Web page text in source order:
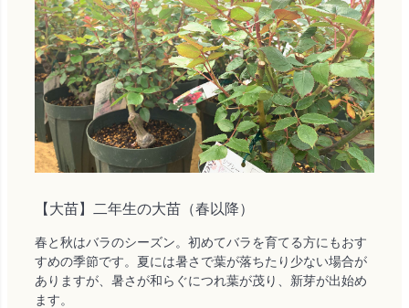
【大苗】二年生の大苗（春以降）
春と秋はバラのシーズン。初めてバラを育てる方にもおす
すめの季節です。夏には暑さで葉が落ちたり少ない場合が
ありますが、暑さが和らぐにつれ葉が茂り、新芽が出始め
ます。